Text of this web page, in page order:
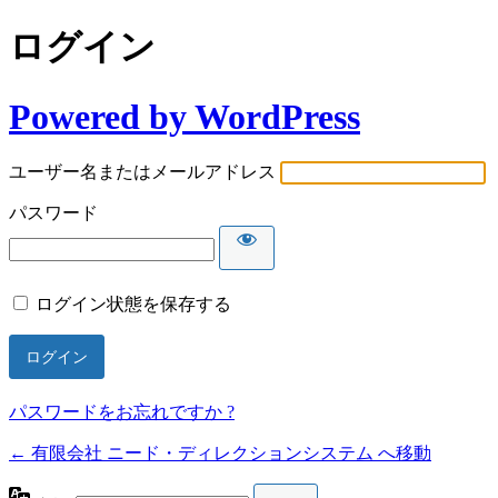
ログイン
Powered by WordPress
ユーザー名またはメールアドレス
パスワード
ログイン状態を保存する
パスワードをお忘れですか ?
← 有限会社 ニード・ディレクションシステム へ移動